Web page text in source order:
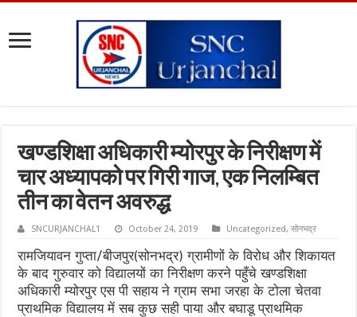
खण्डशिक्षा अधिकारी म्योरपुर के निरीक्षण में
चार अध्यापको पर गिरी गाज, एक निलम्बित
तीन का वेतन अवरुद्ध
SNCURJANCHAL1 October 24, 2019 Uncategorized,सोनभद्र
रामजियावन गुप्ता/बीजपुर(सोनभद्र) ग्रामीणों के विरोध और शिकायत
के बाद गुरुवार को विद्यालयों का निरीक्षण करने पहुँचे खण्डशिक्षा
अधिकारी म्योरपुर एस पी सहाय ने ग्राम सभा जरहा के टोला चेतवा
प्राथमिक विद्यालय में सब कुछ सही पाया और बघाडू प्राथमिक